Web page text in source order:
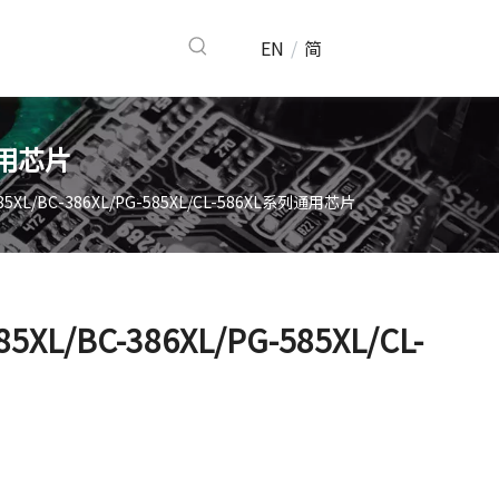
EN / 简
芯片
BC-386XL/PG-585XL/CL-586XL系列通用芯片
BC-386XL/PG-585XL/CL-